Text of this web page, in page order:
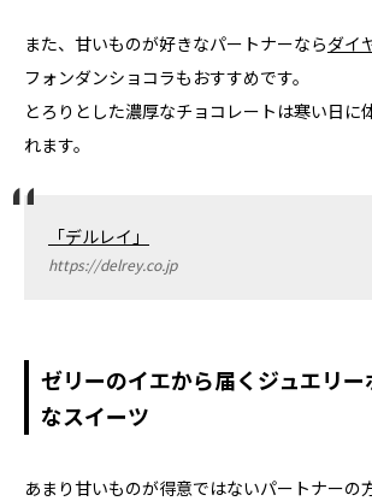
また、甘いものが好きなパートナーならダイ
フォンダンショコラもおすすめです。
とろりとした濃厚なチョコレートは寒い日に
れます。
「デルレイ」
https://delrey.co.jp
ゼリーのイエから届くジュエリー
なスイーツ
あまり甘いものが得意ではないパートナーの